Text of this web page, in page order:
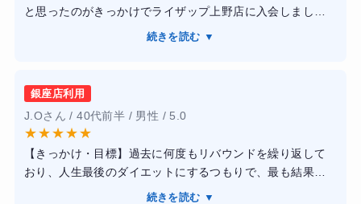
と思ったのがきっかけでライザップ上野店に入会しまし
た。最初に目標体重や生活習慣を細かくヒアリングしても
だけでなく食事内容についても具体的なアドバイスをして
くれたため、無理なく続けられました。通ううちに運動習
慣が身につき、間食も自然と減少。約3か月で体重が8kgほ
ど減り、見た目もかなりスッキリしました。一人では続か
なかったダイエットを最後までやり切れたので、とても満
足しています。
続きを読む ▼
銀座店利用
J.Oさん / 40代前半 / 男性 / 5.0
★★★★★
【きっかけ・目標】過去に何度もリバウンドを繰り返して
おり、人生最後のダイエットにするつもりで、最も結果が
出ると評判のライザップへ駆け込みました。
続きを読む ▼